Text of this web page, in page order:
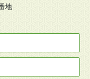
地